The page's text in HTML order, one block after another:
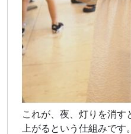
これが、夜、灯りを消
上がるという仕組みです。